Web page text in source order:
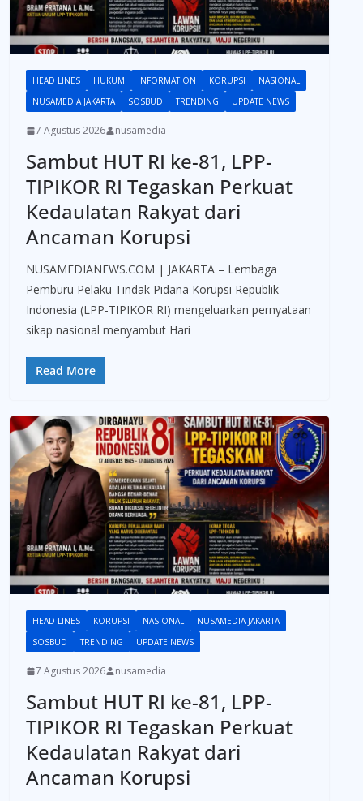
HEAD LINES HUKUM INFORMATION KORUPSI
NASIONAL
NUSAMEDIA JAKARTA
SOSBUD TRENDING UPDATE NEWS
7 Agustus 2026 nusamedia
Sambut HUT RI ke-81, LPP-
TIPIKOR RI Tegaskan Perkuat
Kedaulatan Rakyat dari
Ancaman Korupsi
NUSAMEDIANEWS.COM | JAKARTA – Lembaga
Pemburu Pelaku Tindak Pidana Korupsi Republik
Indonesia (LPP-TIPIKOR RI) mengeluarkan pernyataan
sikap nasional menyambut Hari
Read More
HEAD LINES KORUPSI NASIONAL
NUSAMEDIA JAKARTA
SOSBUD
TRENDING UPDATE NEWS
7 Agustus 2026 nusamedia
Sambut HUT RI ke-81, LPP-
TIPIKOR RI Tegaskan Perkuat
Kedaulatan Rakyat dari
Ancaman Korupsi